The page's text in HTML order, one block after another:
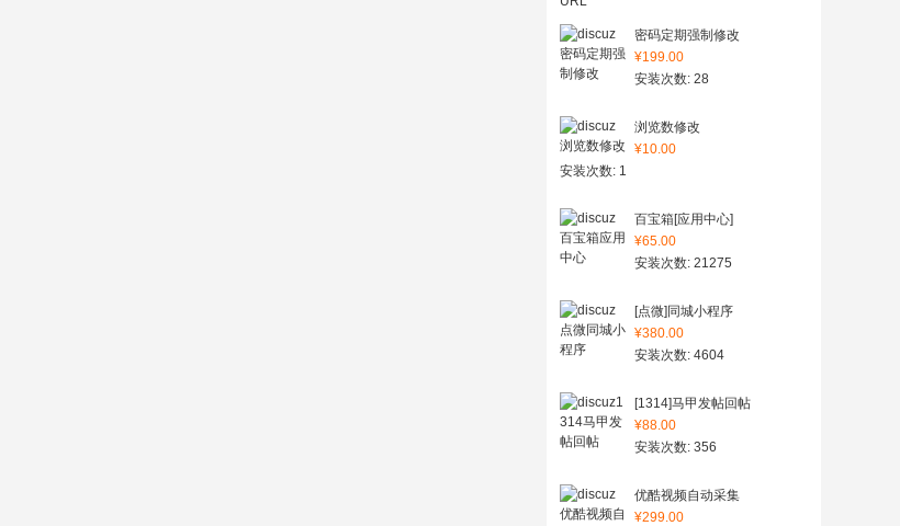
密码定期强制修改
¥199.00
安装次数: 28
浏览数修改
¥10.00
安装次数: 1
百宝箱[应用中心]
¥65.00
安装次数: 21275
[点微]同城小程序
¥380.00
安装次数: 4604
[1314]马甲发帖回帖
¥88.00
安装次数: 356
优酷视频自动采集
¥299.00